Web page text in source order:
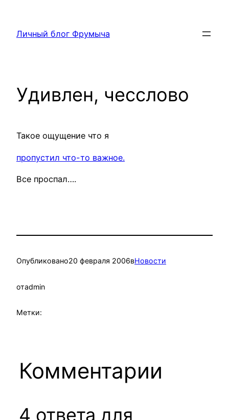
содержимому
Личный блог Фрумыча
Удивлен, чесслово
Такое ощущение что я
пропустил что-то важное.
Все проспал….
Опубликовано20 февраля 2006вНовости
отadmin
Метки:
Комментарии
4 ответа для